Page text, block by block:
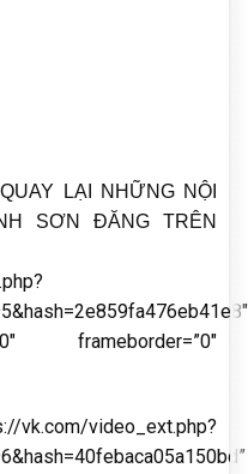
LẠI NHỮNG NỘI
SƠN ĐĂNG TRÊN
frameborder=”0″
video_ext.php?